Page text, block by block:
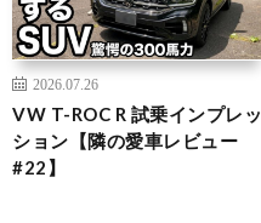
2026.07.26
VW T-ROC R 試乗インプレッ
ション【隣の愛車レビュー
#22】